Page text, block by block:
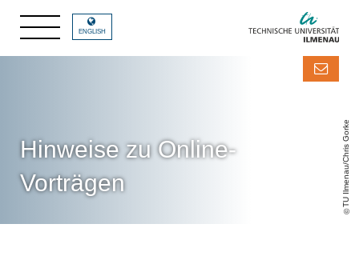
TU Ilmenau/Chris Gorke
ENGLISH
Hinweise zu Online-
Vorträgen